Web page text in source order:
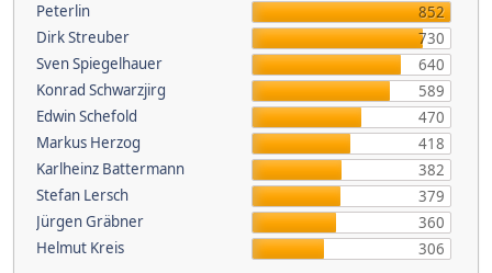
Peterlin
852
Dirk Streuber
730
Sven Spiegelhauer
640
Konrad Schwarzjirg
589
Edwin Schefold
470
Markus Herzog
418
Karlheinz Battermann
382
Stefan Lersch
379
Jürgen Gräbner
360
Helmut Kreis
306